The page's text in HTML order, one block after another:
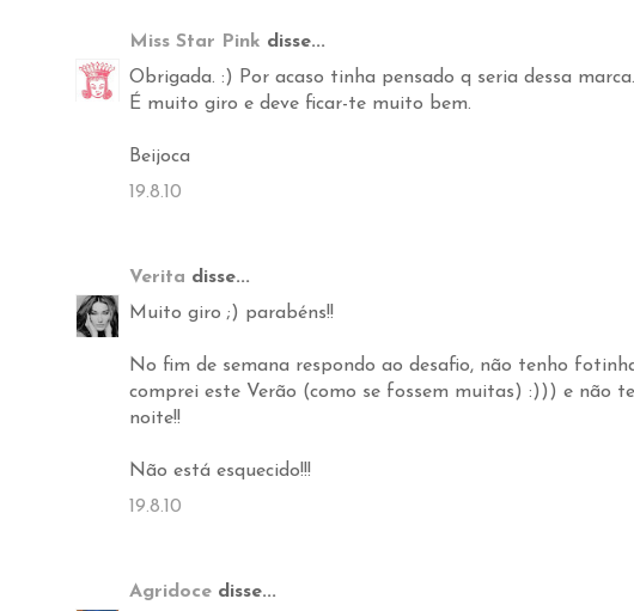
Miss Star Pink disse...
Obrigada. :) Por acaso tinha pensado q seria dessa marca.
É muito giro e deve ficar-te muito bem.
Beijoca
19.8.10
Verita disse...
Muito giro ;) parabéns!!
No fim de semana respondo ao desafio, não tenho
comprei este Verão (como se fossem muitas) :))) e não
noite!!
Não está esquecido!!!
19.8.10
Agridoce disse...